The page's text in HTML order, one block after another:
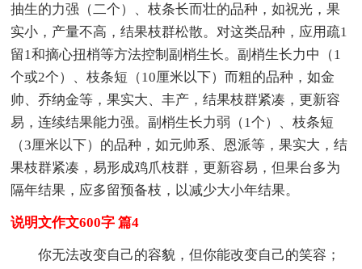
抽生的力强（二个）、枝条长而壮的品种，如祝光，果
实小，产量不高，结果枝群松散。对这类品种，应用疏1
留1和摘心扭梢等方法控制副梢生长。副梢生长力中（1
个或2个）、枝条短（10厘米以下）而粗的品种，如金
帅、乔纳金等，果实大、丰产，结果枝群紧凑，更新容
易，连续结果能力强。副梢生长力弱（1个）、枝条短
（3厘米以下）的品种，如元帅系、恩派等，果实大，结
果枝群紧凑，易形成鸡爪枝群，更新容易，但果台多为
隔年结果，应多留预备枝，以减少大小年结果。
说明文作文600字 篇4
你无法改变自己的容貌，但你能改变自己的笑容；